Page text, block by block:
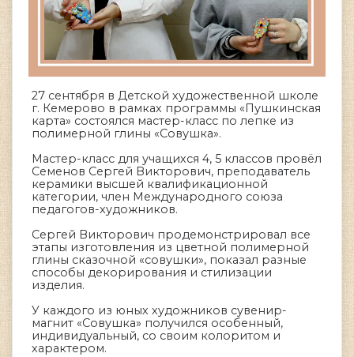
27 сентября в Детской художественной школе
г. Кемерово в рамках программы «Пушкинская
карта» состоялся мастер-класс по лепке из
полимерной глины «Совушка».
Мастер-класс для учащихся 4, 5 классов провёл
Семенов Сергей Викторович, преподаватель
керамики высшей квалификационной
категории, член Международного союза
педагогов-художников.
Сергей Викторович продемонстрировал все
этапы изготовления из цветной полимерной
глины сказочной «совушки», показал разные
способы декорирования и стилизации
изделия.
У каждого из юных художников сувенир-
магнит «Совушка» получился особенный,
индивидуальный, со своим колоритом и
характером.